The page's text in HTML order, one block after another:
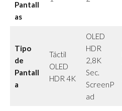
Pantall
as
Tipo
de
Pantall
a
Táctil
OLED
HDR 4K
OLED
HDR
2,8K
Sec.
ScreenP
ad